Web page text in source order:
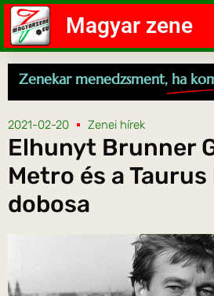
Magyar zene
Zenekar menedzsment, ha
2021-02-20 Zenei hírek
Elhunyt Brunner
Metro és a
dobosa